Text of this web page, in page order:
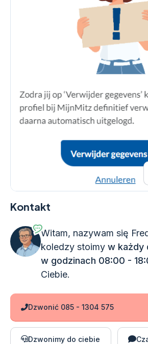
Kontakt
Witam, nazywam się
koledzy stoimy w każdy
w godzinach 08:00 -
Ciebie.
Dzwonić 085 - 1304 575
Dzwonimy do ciebie